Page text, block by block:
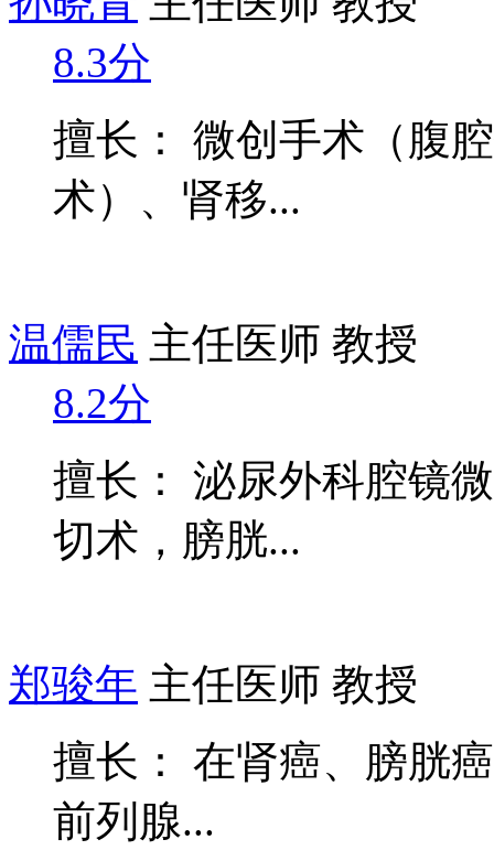
8.3分
擅长： 微创手术（腹
术）、肾移...
温儒民 主任医师 教授
8.2分
擅长： 泌尿外科腔镜
切术，膀胱...
郑骏年 主任医师 教授
擅长： 在肾癌、膀胱
前列腺...